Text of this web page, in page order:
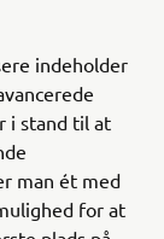
indeholder
i stand til at
man ét med
for at